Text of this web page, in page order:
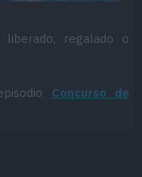
liberado, regalado o
Concurso de